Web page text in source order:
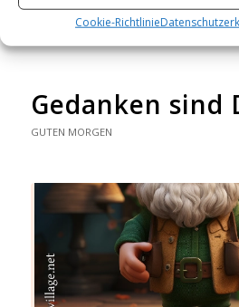
Cookie-Richtlinie
11. AUGUST 2025 / 0 KOMMENTARE /
Gedanken sind
GUTEN MORGEN